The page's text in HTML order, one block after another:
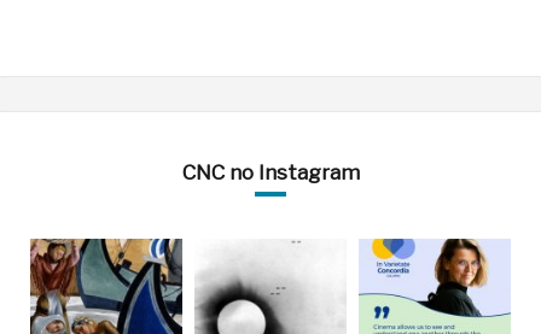
CNC no Instagram